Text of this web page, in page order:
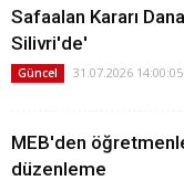
Safaalan Kararı
Silivri'de'
Güncel 31.07.2026 14:00:05
MEB'den
düzenleme